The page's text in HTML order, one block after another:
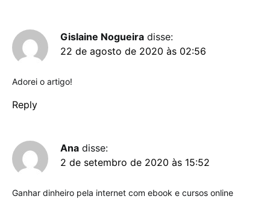
Gislaine Nogueira disse:
22 de agosto de 2020 às 02:56
Adorei o artigo!
Reply
Ana disse:
2 de setembro de 2020 às 15:52
Ganhar dinheiro pela internet com ebook e cursos online